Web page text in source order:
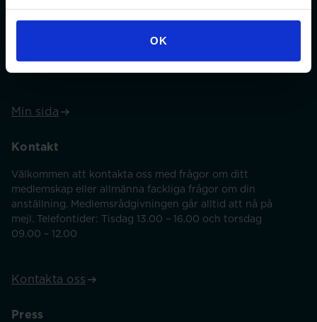
OK
Min sida
till webbinarier med mera.
Min sida
Kontakt
Välkommen att kontakta oss med frågor om ditt
medlemskap eller allmänna fackliga frågor om din
anställning. Medlemsrådgivningen går alltid att nå på
mejl. Telefontider: Tisdag 13.00 – 16.00 och torsdag
09.00 – 12.00
Kontakta oss
Press